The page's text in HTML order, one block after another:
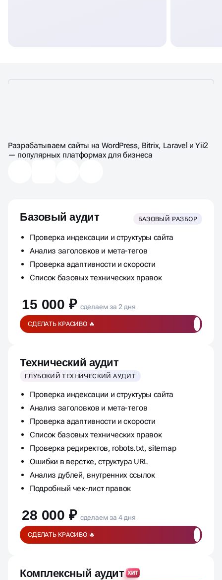
КОМПЛЕКСНЫЙ АУДИТ
Разрабатываем сайты на WordPress, Bitrix, Laravel и Yii2
— популярных платформах для бизнеса
Базовый аудит БАЗОВЫЙ РАЗБОР
Проверка индексации и структуры сайта
Анализ заголовков и мета-тегов
Проверка адаптивности и скорости
Список базовых технических правок
15 000 ₽ сделаем за 2 дня
СДЕЛАТЬ КРАСИВО 🔥
Технический аудит
ГЛУБОКИЙ ТЕХНИЧЕСКИЙ АУДИТ
Проверка индексации и структуры сайта
Анализ заголовков и мета-тегов
Проверка адаптивности и скорости
Список базовых технических правок
Проверка редиректов, robots.txt, sitemap
Ошибки в верстке, структура URL
Анализ дублей, внутренних ссылок
Подробный чек-лист правок
28 000 ₽ сделаем за 4 дня
СДЕЛАТЬ КРАСИВО 🔥
Комплексный аудит